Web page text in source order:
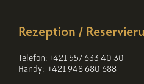
Rezeption /
Telefon: +421 55/ 633 40 30
Handy: +421 948 680 688